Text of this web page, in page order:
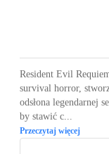
Resident Evil
survival horror,
odsłona legendarnej
by stawić c...
Przeczytaj więcej